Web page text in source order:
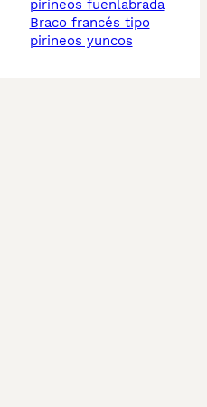
pirineos fuenlabrada
braco francés tipo
pirineos yuncos